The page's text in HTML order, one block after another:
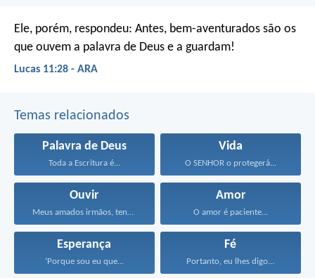
Ele, porém, respondeu: Antes, bem-aventurados são os
que ouvem a palavra de Deus e a guardam!
Lucas 11:28 - ARA
Temas relacionados
Palavra de Deus
Toda a Escritura é...
Vida
O SENHOR o protegerá...
Ouvir
Meus amados irmãos, tenham...
Amor
O amor é paciente...
Esperança
‘Porque sou eu que...
Fé
Portanto, eu lhes digo...